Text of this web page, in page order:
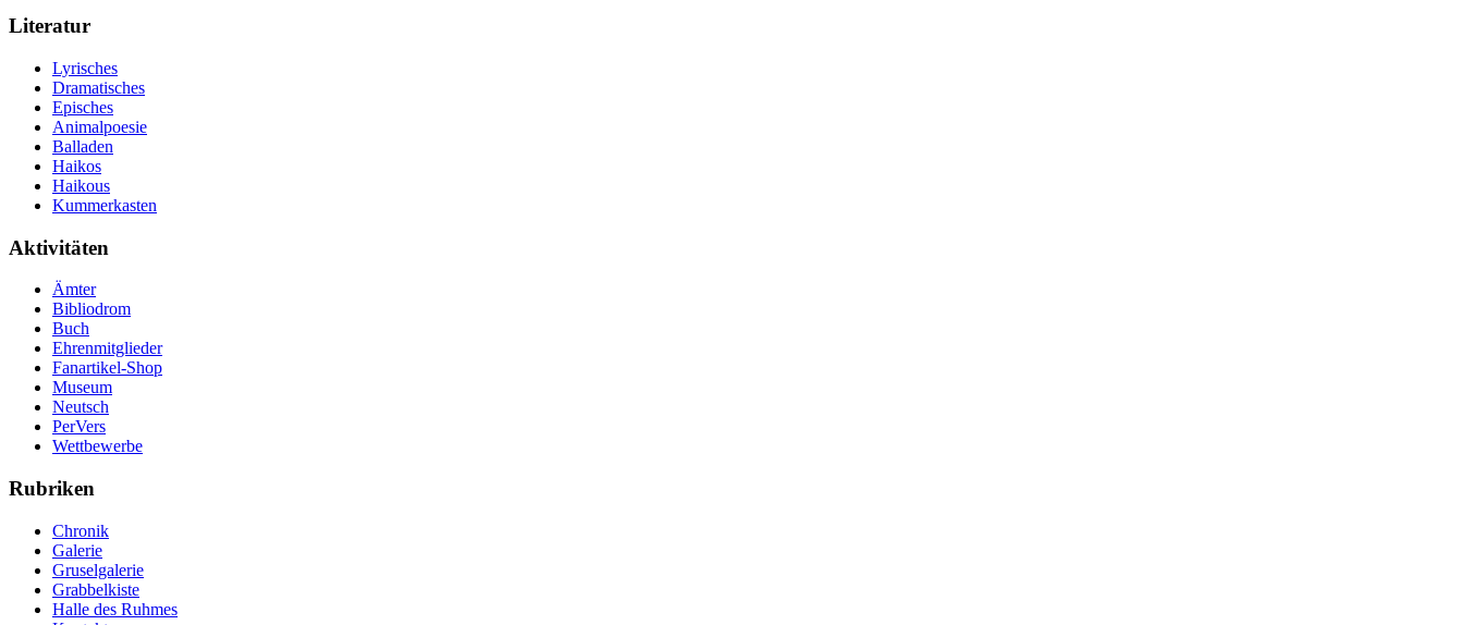
Literatur
Lyrisches
Dramatisches
Episches
Animalpoesie
Balladen
Haikos
Haikous
Kummerkasten
Aktivitäten
Ämter
Bibliodrom
Buch
Ehrenmitglieder
Fanartikel-Shop
Museum
Neutsch
PerVers
Wettbewerbe
Rubriken
Chronik
Galerie
Gruselgalerie
Grabbelkiste
Halle des Ruhmes